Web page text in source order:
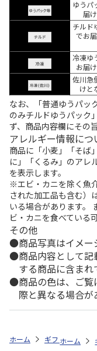
ゆうパ
届
チルド
でお
冷凍ゆ
お届け
佐川急
けと
なお、「普通ゆうパッ
のみチルドゆうパック
ず、商品内容欄にその
アレルギー情報につ
商品に「小麦」「そば
に」「くるみ」のアレ
を表示します。
※エビ・カニを除く魚
された加工品も含む）
いる場合があります。
ビ・カニを食べている
その他
商品写真はイメー
商品内容として
する商品に含まれ
商品の色は、ご
際と異なる場合が
ホーム ギフトストア
ホーム